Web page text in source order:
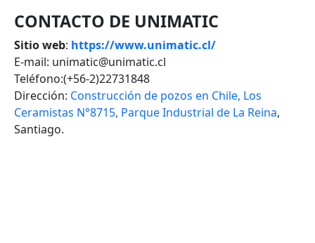
CONTACTO DE UNIMATIC
Sitio web: https://www.unimatic.cl/
E-mail: unimatic@unimatic.cl
Teléfono:(+56-2)22731848
Dirección: Construcción de pozos en Chile, Los
Ceramistas N°8715, Parque Industrial de La Reina,
Santiago.